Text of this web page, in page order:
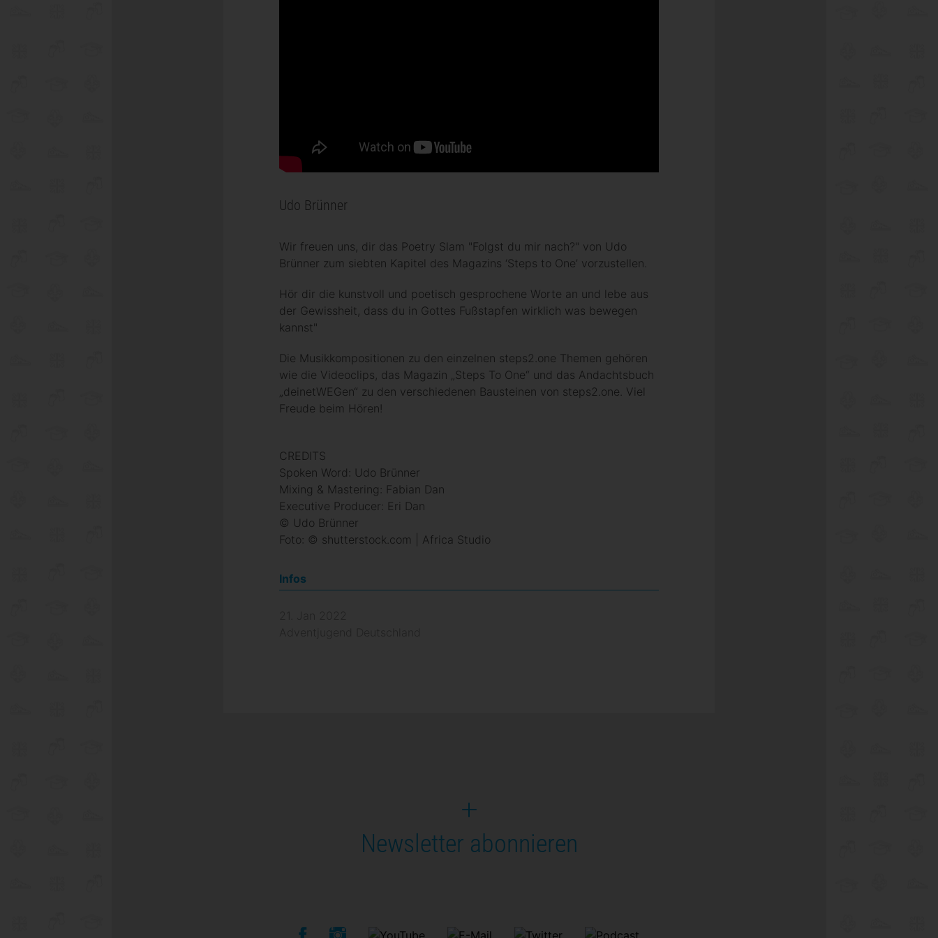
Udo Brünner
Wir freuen uns, dir das Poetry Slam "Folgst du mir nach?" von Udo
Brünner zum siebten Kapitel des Magazins ‘Steps to One’ vorzustellen.
Hör dir die kunstvoll und poetisch gesprochene Worte an und lebe aus
der Gewissheit, dass du in Gottes Fußstapfen wirklich was bewegen
kannst"
Die Musikkompositionen zu den einzelnen steps2.one Themen gehören
wie die Videoclips, das Magazin „Steps To One“ und das Andachtsbuch
„deinetWEGen“ zu den verschiedenen Bausteinen von steps2.one. Viel
Freude beim Hören!
CREDITS
Spoken Word: Udo Brünner
Mixing & Mastering: Fabian Dan
Executive Producer: Eri Dan
©️ Udo Brünner
Foto: © shutterstock.com | Africa Studio
Infos
Newsletter abonnieren